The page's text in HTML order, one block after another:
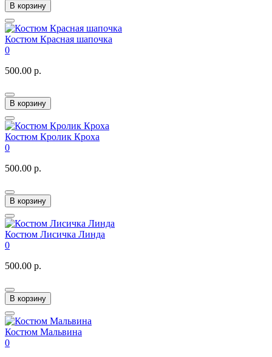
В корзину
Костюм Красная шапочка
0
500.00 р.
В корзину
Костюм Кролик Кроха
0
500.00 р.
В корзину
Костюм Лисичка Линда
0
500.00 р.
В корзину
Костюм Мальвина
0